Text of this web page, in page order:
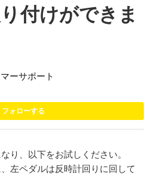
付けができま
ーサポート
フォローする
り、以下をお試しください。
左ペダルは反時計回りに回して